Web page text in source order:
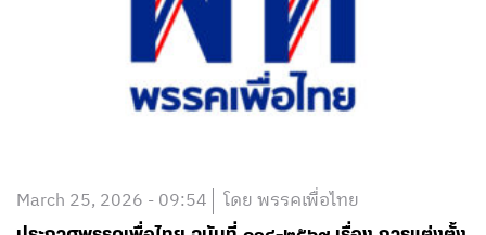
March 25, 2026 - 09:54 โดย พรรคเพื่อไทย